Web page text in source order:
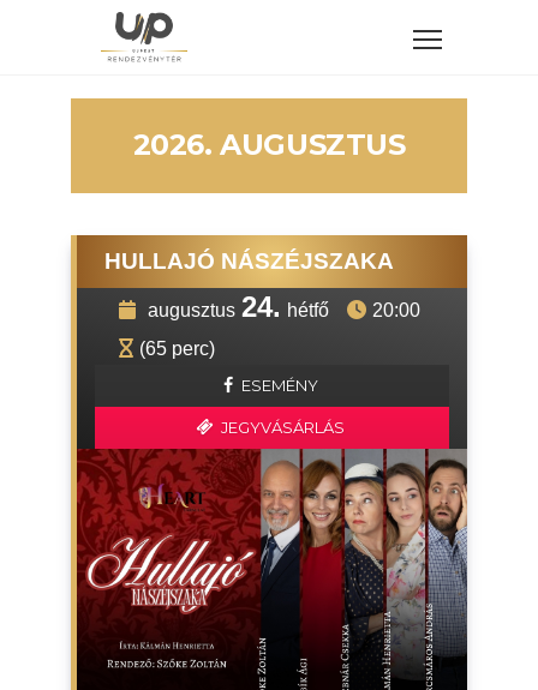
2026. AUGUSZTUS
HULLAJÓ NÁSZÉJSZAKA
augusztus 24. hétfő
20:00
(65 perc)
ESEMÉNY
JEGYVÁSÁRLÁS